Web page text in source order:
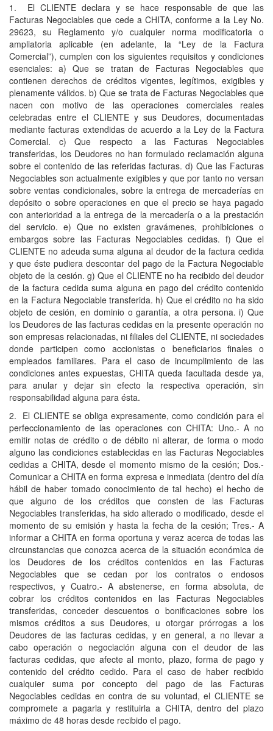
1. El CLIENTE declara y se hace responsable de que las
Facturas Negociables que cede a CHITA, conforme a la Ley No.
29623, su Reglamento y/o cualquier norma modificatoria o
ampliatoria aplicable (en adelante, la “Ley de la Factura
Comercial”), cumplen con los siguientes requisitos y condiciones
esenciales: a) Que se tratan de Facturas Negociables que
contienen derechos de créditos vigentes, legítimos, exigibles y
plenamente válidos. b) Que se trata de Facturas Negociables que
nacen con motivo de las operaciones comerciales reales
celebradas entre el CLIENTE y sus Deudores, documentadas
mediante facturas extendidas de acuerdo a la Ley de la Factura
Comercial. c) Que respecto a las Facturas Negociables
transferidas, los Deudores no han formulado reclamación alguna
sobre el contenido de las referidas facturas. d) Que las Facturas
Negociables son actualmente exigibles y que por tanto no versan
sobre ventas condicionales, sobre la entrega de mercaderías en
depósito o sobre operaciones en que el precio se haya pagado
con anterioridad a la entrega de la mercadería o a la prestación
del servicio. e) Que no existen gravámenes, prohibiciones o
embargos sobre las Facturas Negociables cedidas. f) Que el
CLIENTE no adeuda suma alguna al deudor de la factura cedida
y que éste pudiera descontar del pago de la Factura Negociable
objeto de la cesión. g) Que el CLIENTE no ha recibido del deudor
de la factura cedida suma alguna en pago del crédito contenido
en la Factura Negociable transferida. h) Que el crédito no ha sido
objeto de cesión, en dominio o garantía, a otra persona. i) Que
los Deudores de las facturas cedidas en la presente operación no
son empresas relacionadas, ni filiales del CLIENTE, ni sociedades
donde participen como accionistas o beneficiarios finales o
empleados familiares. Para el caso de incumplimiento de las
condiciones antes expuestas, CHITA queda facultada desde ya,
para anular y dejar sin efecto la respectiva operación, sin
responsabilidad alguna para ésta.
2. El CLIENTE se obliga expresamente, como condición para el
perfeccionamiento de las operaciones con CHITA: Uno.- A no
emitir notas de crédito o de débito ni alterar, de forma o modo
alguno las condiciones establecidas en las Facturas Negociables
cedidas a CHITA, desde el momento mismo de la cesión; Dos.-
Comunicar a CHITA en forma expresa e inmediata (dentro del día
hábil de haber tomado conocimiento de tal hecho) el hecho de
que alguno de los créditos que consten de las Facturas
Negociables transferidas, ha sido alterado o modificado, desde el
momento de su emisión y hasta la fecha de la cesión; Tres.- A
informar a CHITA en forma oportuna y veraz acerca de todas las
circunstancias que conozca acerca de la situación económica de
los Deudores de los créditos contenidos en las Facturas
Negociables que se cedan por los contratos o endosos
respectivos, y Cuatro.- A abstenerse, en forma absoluta, de
cobrar los créditos contenidos en las Facturas Negociables
transferidas, conceder descuentos o bonificaciones sobre los
mismos créditos a sus Deudores, u otorgar prórrogas a los
Deudores de las facturas cedidas, y en general, a no llevar a
cabo operación o negociación alguna con el deudor de las
facturas cedidas, que afecte al monto, plazo, forma de pago y
contenido del crédito cedido. Para el caso de haber recibido
cualquier suma por concepto del pago de las Facturas
Negociables cedidas en contra de su voluntad, el CLIENTE se
compromete a pagarla y restituirla a CHITA, dentro del plazo
máximo de 48 horas desde recibido el pago.